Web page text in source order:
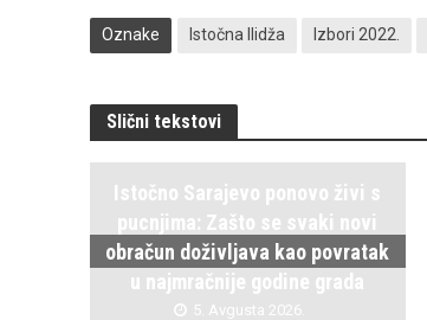
Oznake Istočna Ilidža Izbori 2022.
Slični tekstovi
Istočno Sarajevo ponovo živi s
pucnjima: Zašto se svaki novi
obračun doživljava kao povratak
u najmračnije godine grada
5. Avgusta 2026.